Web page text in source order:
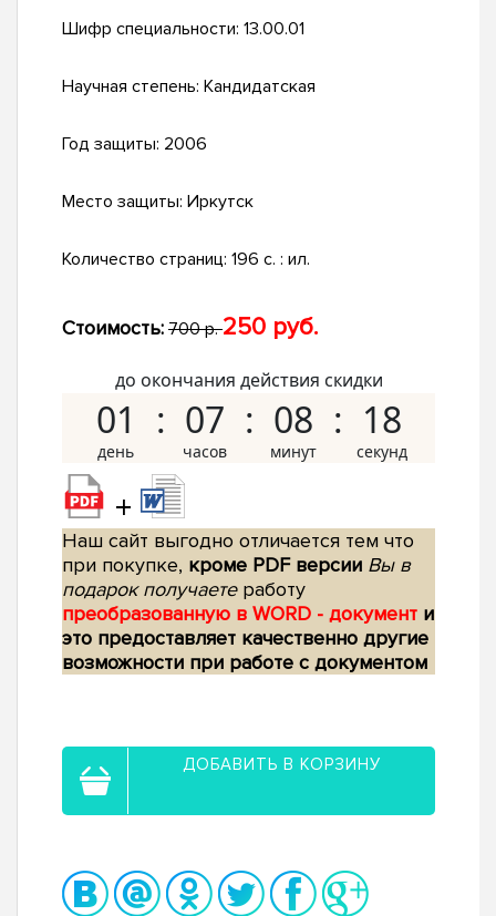
Шифр специальности: 13.00.01
Научная степень: Кандидатская
Год защиты: 2006
Место защиты: Иркутск
Количество страниц: 196 с. : ил.
Стоимость: 700 р.250 руб.
до окончания действия скидки
01 07 08 17
+
Наш сайт выгодно отличается тем что
при покупке, кроме PDF версии Вы в
подарок получаетеработу
преобразованную в WORD - документ и
это предоставляет качественно другие
возможности при работе с документом
ДОБАВИТЬ В КОРЗИНУ